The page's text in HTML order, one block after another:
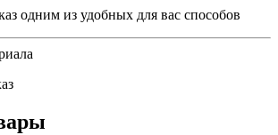
одним из удобных для вас способов